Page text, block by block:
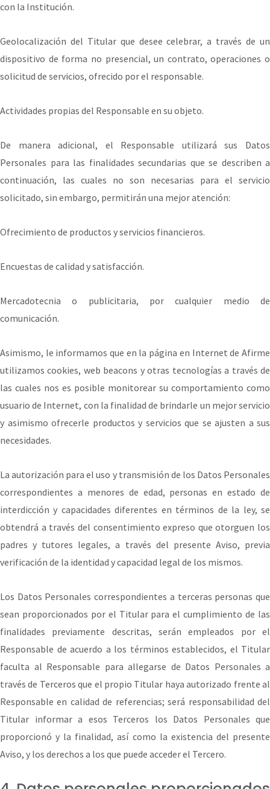
con la Institución.
Geolocalización del Titular que desee celebrar, a través de un
dispositivo de forma no presencial, un contrato, operaciones o
solicitud de servicios, ofrecido por el responsable.
Actividades propias del Responsable en su objeto.
De manera adicional, el Responsable utilizará sus Datos
Personales para las finalidades secundarias que se describen a
continuación, las cuales no son necesarias para el servicio
solicitado, sin embargo, permitirán una mejor atención:
Ofrecimiento de productos y servicios financieros.
Encuestas de calidad y satisfacción.
Mercadotecnia o publicitaria, por cualquier medio de
comunicación.
Asimismo, le informamos que en la página en Internet de Afirme
utilizamos cookies, web beacons y otras tecnologías a través de
las cuales nos es posible monitorear su comportamiento como
usuario de Internet, con la finalidad de brindarle un mejor servicio
y asimismo ofrecerle productos y servicios que se ajusten a sus
necesidades.
La autorización para el uso y transmisión de los Datos Personales
correspondientes a menores de edad, personas en estado de
interdicción y capacidades diferentes en términos de la ley, se
obtendrá a través del consentimiento expreso que otorguen los
padres y tutores legales, a través del presente Aviso, previa
verificación de la identidad y capacidad legal de los mismos.
Los Datos Personales correspondientes a terceras personas que
sean proporcionados por el Titular para el cumplimiento de las
finalidades previamente descritas, serán empleados por el
Responsable de acuerdo a los términos establecidos, el Titular
faculta al Responsable para allegarse de Datos Personales a
través de Terceros que el propio Titular haya autorizado frente al
Responsable en calidad de referencias; será responsabilidad del
Titular informar a esos Terceros los Datos Personales que
proporcionó y la finalidad, así como la existencia del presente
Aviso, y los derechos a los que puede acceder el Tercero.